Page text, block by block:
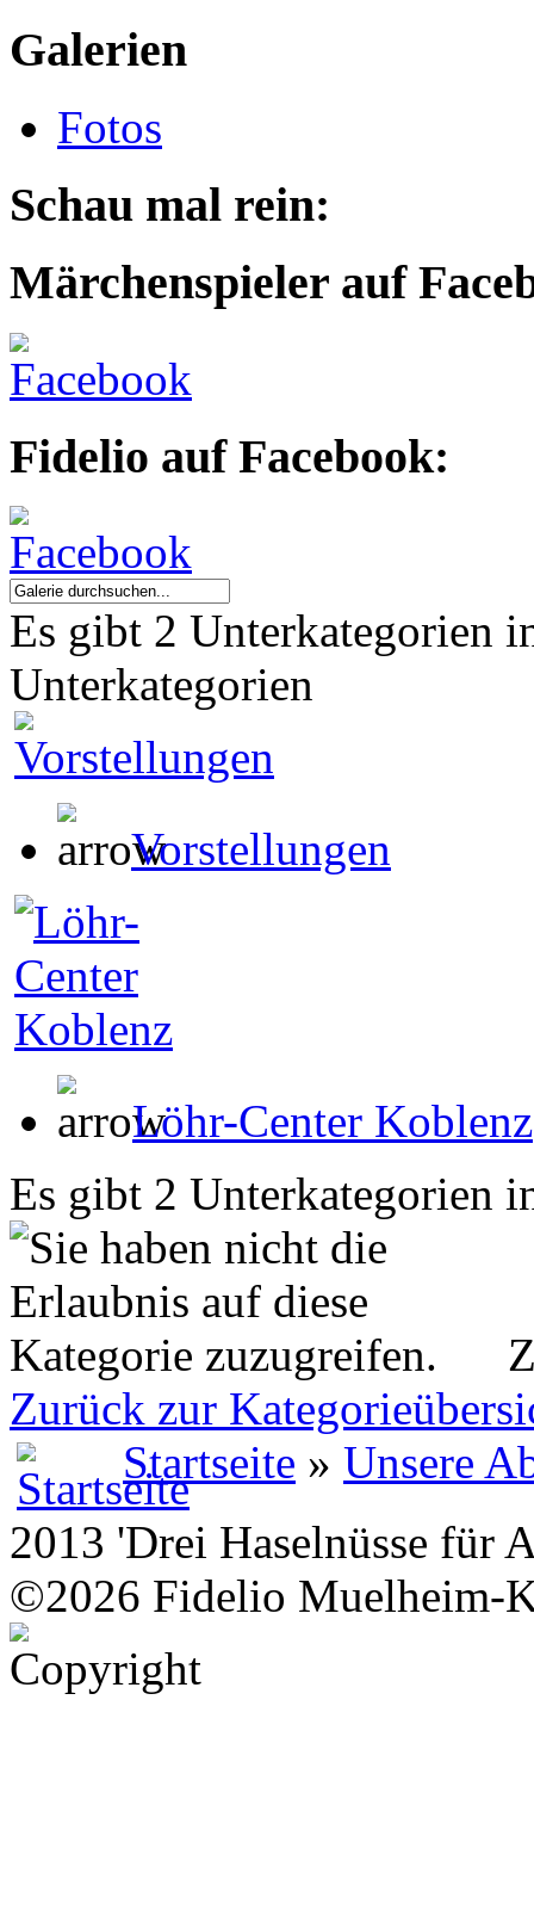
Galerien
Fotos
Schau mal rein:
Märchenspieler auf
Fidelio auf Facebook:
Es gibt 2 Unterkategorien
Unterkategorien
Vorstellungen
Löhr-Center Koblenz
Es gibt 2 Unterkategorien
Zurück zur
Startseite » Unsere
2013 'Drei Haselnüsse für
©2026 Fidelio Muelheim-